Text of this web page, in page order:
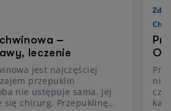
–
leczenie
jest najczęściej
przepuklin
nie ustępuje sama. Jej
się chirurg. Przepuklinę